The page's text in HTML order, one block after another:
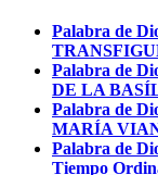
Palabra de
Palabra de
DE LA
Palabra de
MARÍA
Palabra de
Tiempo